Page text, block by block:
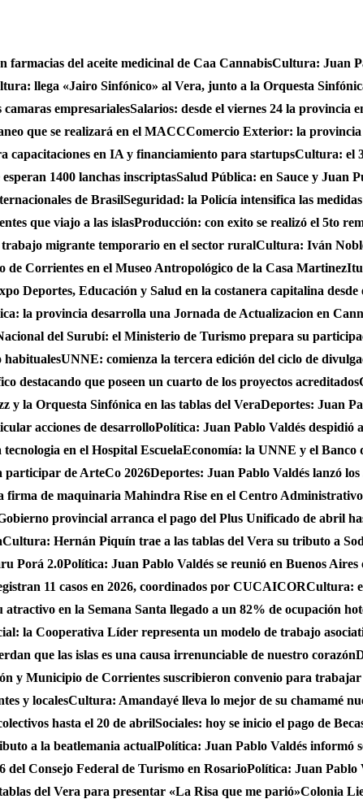
del aceite medicinal de Caa CannabisCultura: Juan
llega «Jairo Sinfónico» al Vera, junto a la Orquesta
empresarialesSalarios: desde el viernes 24 la provincia
que se realizará en el MACCComercio Exterior: la provincia
capacitaciones en IA y financiamiento para startupsCultura: el
1400 lanchas inscriptasSalud Pública: en Sauce y Juan
de BrasilSeguridad: la Policía intensifica las
que viajo a las islasProducción: con exito se realizó el 5to
migrante temporario en el sector ruralCultura: Iván
Corrientes en el Museo Antropológico de la Casa Martinez
Deportes, Educación y Salud en la costanera capitalina desde
la provincia desarrolla una Jornada de Actualizacion en
del Surubí: el Ministerio de Turismo prepara su
habitualesUNNE: comienza la tercera edición del ciclo de
destacando que poseen un cuarto de los proyectos acreditados
y la Orquesta Sinfónica en las tablas del VeraDeportes: Juan
acciones de desarrolloPolítica: Juan Pablo Valdés despidió
en el Hospital EscuelaEconomía: la UNNE y el Banco
participar de ArteCo 2026Deportes: Juan Pablo Valdés lanzó
firma de maquinaria Mahindra Rise en el Centro Administrativo
provincial arranca el pago del Plus Unificado de abril
Cultura: Hernán Piquín trae a las tablas del Vera su tributo a
Porá 2.0Política: Juan Pablo Valdés se reunió en Buenos
11 casos en 2026, coordinados por CUCAICORCultura:
en la Semana Santa llegado a un 82% de ocupación
la Cooperativa Líder representa un modelo de trabajo
que las islas es una causa irrenunciable de nuestro corazón
y Municipio de Corrientes suscribieron convenio para trabajar
y localesCultura: Amandayé lleva lo mejor de su chamamé
hasta el 20 de abrilSociales: hoy se inicio el pago de
a la beatlemania actualPolítica: Juan Pablo Valdés informó
del Consejo Federal de Turismo en RosarioPolítica: Juan Pablo
del Vera para presentar «La Risa que me parió»Colonia